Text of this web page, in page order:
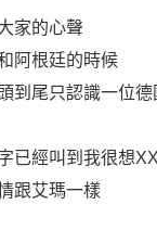
家的心聲
阿根廷的時候
到尾只認識一位德
已經叫到我很想
跟艾瑪一樣